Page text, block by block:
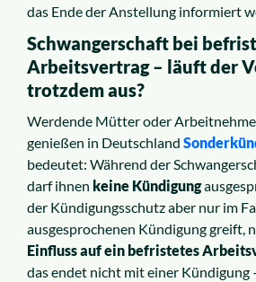
das Ende der Anstellung informiert
Schwangerschaft bei
Arbeitsvertrag – läuft der
trotzdem aus?
Werdende Mütter oder
genießen in Deutschland
bedeutet: Während der
darf ihnen keine Kündigung
der Kündigungsschutz aber nur im
ausgesprochenen Kündigung greift,
Einfluss auf ein befristetes
das endet nicht mit einer Kündigung